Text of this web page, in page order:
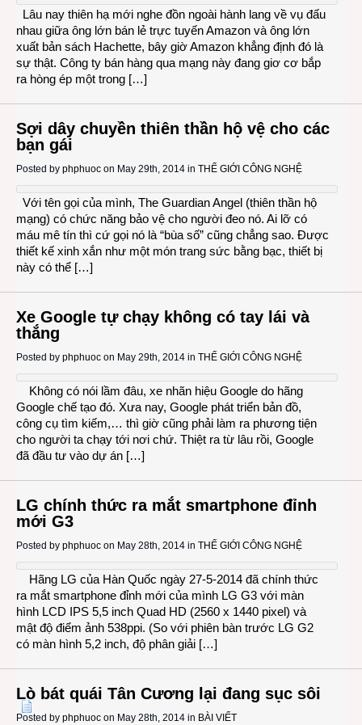
Lâu nay thiên hạ mới nghe đồn ngoài hành lang về vụ đấu
nhau giữa ông lớn bán lẻ trực tuyến Amazon và ông lớn
xuất bản sách Hachette, bây giờ Amazon khẳng định đó là
sự thật. Công ty bán hàng qua mạng này đang giơ cơ bắp
ra hòng ép một trong […]
Sợi dây chuyền thiên thần hộ vệ cho các
bạn gái
Posted by phphuoc on May 29th, 2014 in THẾ GIỚI CÔNG NGHỆ
Với tên gọi của mình, The Guardian Angel (thiên thần hộ
mạng) có chức năng bảo vệ cho người đeo nó. Ai lỡ có
máu mê tín thì cứ gọi nó là “bùa số” cũng chẳng sao. Được
thiết kế xinh xắn như một món trang sức bằng bạc, thiết bị
này có thể […]
Xe Google tự chạy không có tay lái và
thắng
Posted by phphuoc on May 29th, 2014 in THẾ GIỚI CÔNG NGHỆ
Không có nói lầm đâu, xe nhãn hiệu Google do hãng
Google chế tạo đó. Xưa nay, Google phát triển bản đồ,
công cụ tìm kiếm,… thì giờ cũng phải làm ra phương tiện
cho người ta chạy tới nơi chứ. Thiệt ra từ lâu rồi, Google
đã đầu tư vào dự án […]
LG chính thức ra mắt smartphone đỉnh
mới G3
Posted by phphuoc on May 28th, 2014 in THẾ GIỚI CÔNG NGHỆ
Hãng LG của Hàn Quốc ngày 27-5-2014 đã chính thức
ra mắt smartphone đỉnh mới của mình LG G3 với màn
hình LCD IPS 5,5 inch Quad HD (2560 x 1440 pixel) và
mật độ điểm ảnh 538ppi. (So với phiên bàn trước LG G2
có màn hình 5,2 inch, độ phân giải […]
Lò bát quái Tân Cương lại đang sục sôi
Posted by phphuoc on May 28th, 2014 in BÀI VIẾT